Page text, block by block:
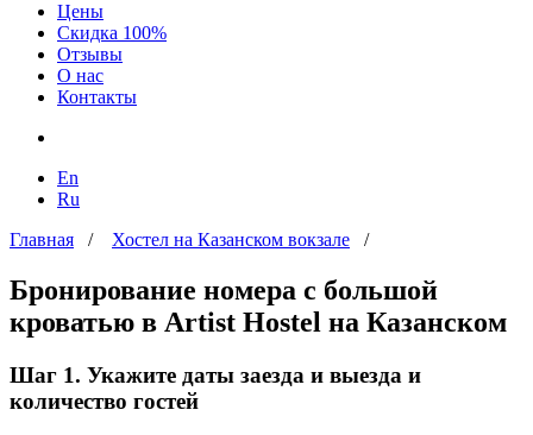
Цены
Скидка 100%
Отзывы
О нас
Контакты
En
Ru
Главная / Хостел на Казанском вокзале /
Бронирование номера с большой
кроватью в Artist Hostel на Казанском
Шаг 1. Укажите даты заезда и выезда и
количество гостей